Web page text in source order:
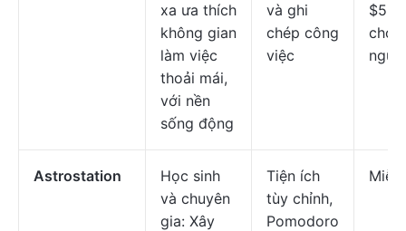
xa ưa thích
không gian
làm việc
thoải mái,
với nền
sống động
và ghi
chép công
việc
cho
Astrostation
Học sinh
và chuyên
gia: Xây
Tiện ích
tùy chỉnh,
Pomodoro
Miễn